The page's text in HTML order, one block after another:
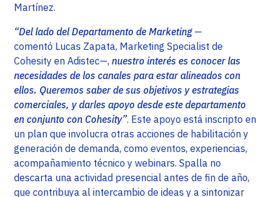
Martínez.
“Del lado del Departamento de Marketing —
comentó Lucas Zapata, Marketing Specialist de
Cohesity en Adistec—, nuestro interés es conocer las
necesidades de los canales para estar alineados con
ellos. Queremos saber de sus objetivos y estrategias
comerciales, y darles apoyo desde este departamento
en conjunto con Cohesity”. Este apoyo está inscripto en
un plan que involucra otras acciones de habilitación y
generación de demanda, como eventos, experiencias,
acompañamiento técnico y webinars. Spalla no
descarta una actividad presencial antes de fin de año,
que contribuya al intercambio de ideas y a sintonizar